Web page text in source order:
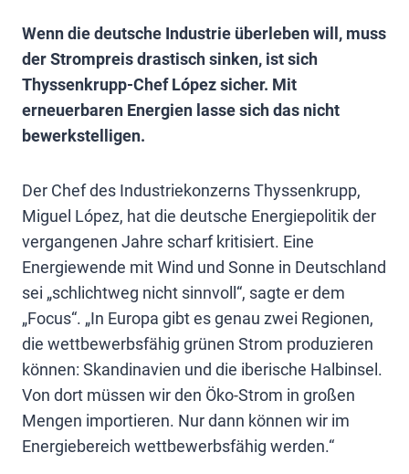
Wenn die deutsche Industrie überleben will, muss
der Strompreis drastisch sinken, ist sich
Thyssenkrupp-Chef López sicher. Mit
erneuerbaren Energien lasse sich das nicht
bewerkstelligen.
Der Chef des Industriekonzerns Thyssenkrupp,
Miguel López, hat die deutsche Energiepolitik der
vergangenen Jahre scharf kritisiert. Eine
Energiewende mit Wind und Sonne in Deutschland
sei „schlichtweg nicht sinnvoll“, sagte er dem
„Focus“. „In Europa gibt es genau zwei Regionen,
die wettbewerbsfähig grünen Strom produzieren
können: Skandinavien und die iberische Halbinsel.
Von dort müssen wir den Öko-Strom in großen
Mengen importieren. Nur dann können wir im
Energiebereich wettbewerbsfähig werden.“